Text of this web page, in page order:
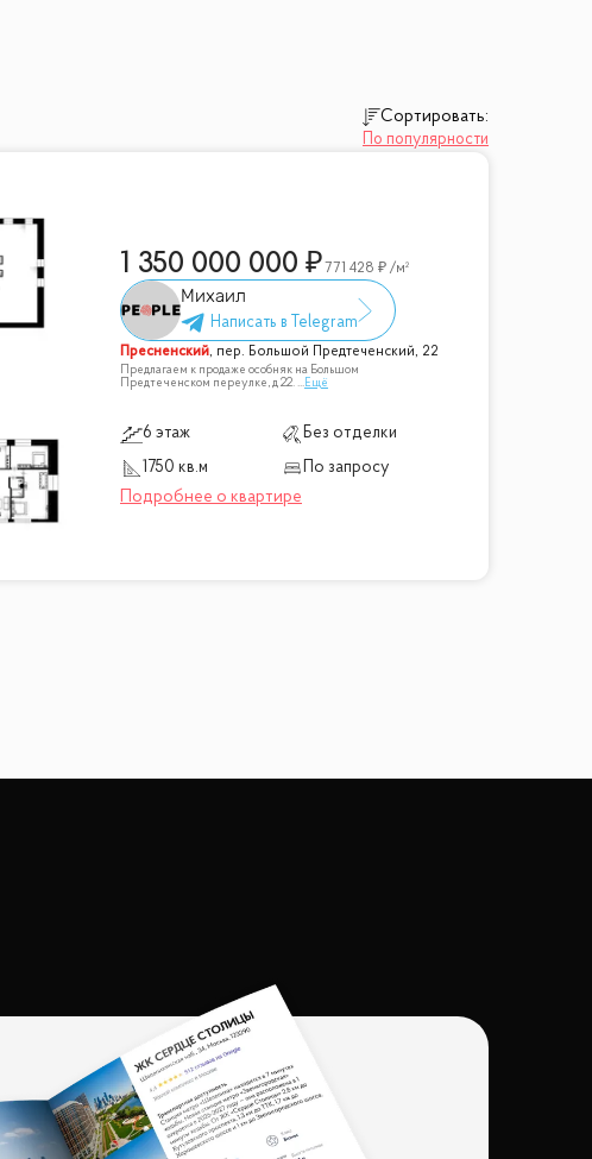
Сортировать:
По популярности
1 350 000 000 771 428 /м²
Михаил
Пресненский, пер. Большой Предтеченский, 22
Предлагаем к продаже особняк на Большом
Предтеченском переулке, д 22. ...Ещё
6 этаж
Без отделки
1750 кв.м
По запросу